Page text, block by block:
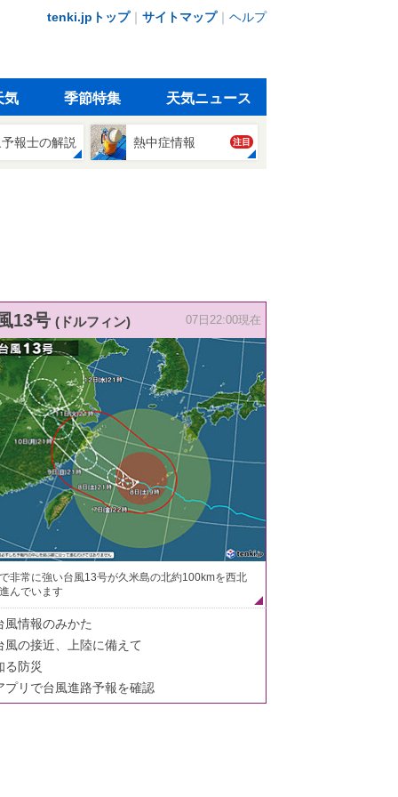
tenki.jpトップ｜ サイトマップ｜ ヘルプ
気 季節特集 天気ニュース
報士の解説 熱中症情報 注目
13号 (ドルフィン) 07日22:00現在
非常に強い台風13号が久米島の北約100kmを西北
んでいます
風情報のみかた
風の接近、上陸に備えて
る防災
プリで台風進路予報を確認